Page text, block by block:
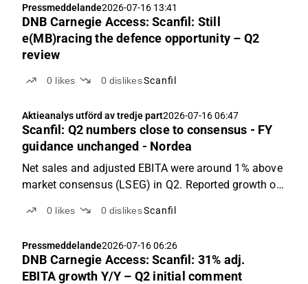
Pressmeddelande2026-07-16 13:41
DNB Carnegie Access: Scanfil: Still
e(MB)racing the defence opportunity – Q2
review
0 likes 0 dislikesScanfil
Aktieanalys utförd av tredje part2026-07-16 06:47
Scanfil: Q2 numbers close to consensus - FY
guidance unchanged - Nordea
Net sales and adjusted EBITA were around 1% above
market consensus (LSEG) in Q2. Reported growth of
profitability (EBITA margin) remained healthy in Q2.
Americas...
0 likes 0 dislikesScanfil
Pressmeddelande2026-07-16 06:26
DNB Carnegie Access: Scanfil: 31% adj.
EBITA growth Y/Y – Q2 initial comment